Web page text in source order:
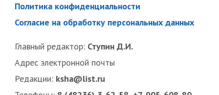
Политика конфиденциальности
Согласие на обработку персональных данных
Главный редактор: Ступин Д.И.
Адрес электронной почты
Редакции: ksha@list.ru